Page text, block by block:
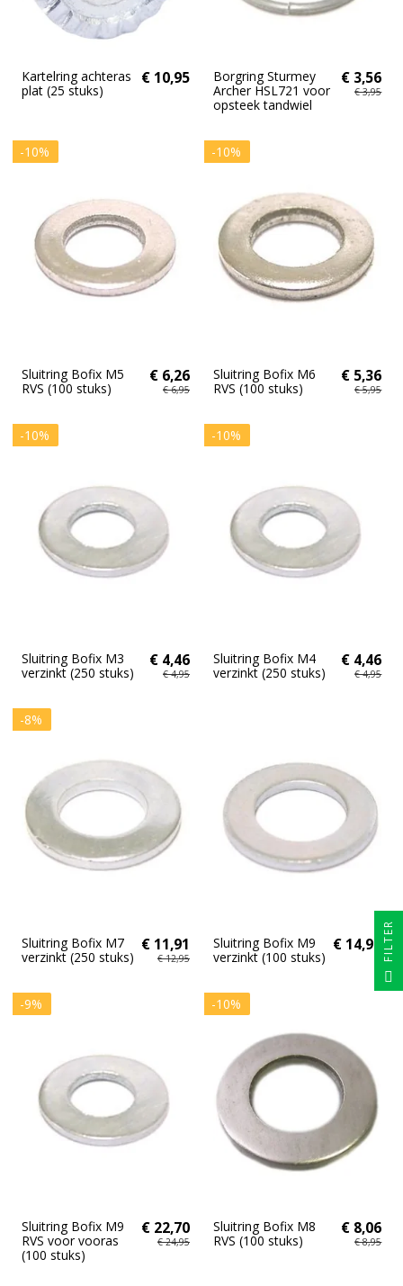
Kartelring achteras
plat (25 stuks)
€ 10,95
Borgring Sturmey
Archer HSL721 voor
opsteek tandwiel
€ 3,56
€ 3,95
-10%
Sluitring Bofix M5
RVS (100 stuks)
€ 6,26
€ 6,95
-10%
Sluitring Bofix M6
RVS (100 stuks)
€ 5,36
€ 5,95
-10%
Sluitring Bofix M3
verzinkt (250 stuks)
€ 4,46
€ 4,95
-10%
Sluitring Bofix M4
verzinkt (250 stuks)
€ 4,46
€ 4,95
-8%
Sluitring Bofix M7
verzinkt (250 stuks)
€ 11,91
€ 12,95
Sluitring Bofix M9
verzinkt (100 stuks)
€ 14,95
-9%
Sluitring Bofix M9
RVS voor vooras
(100 stuks)
€ 22,70
€ 24,95
-10%
Sluitring Bofix M8
RVS (100 stuks)
€ 8,06
€ 8,95
FILTER